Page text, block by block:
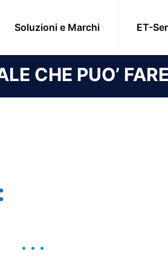
Soluzioni e Marchi ET-
CHE PUO’